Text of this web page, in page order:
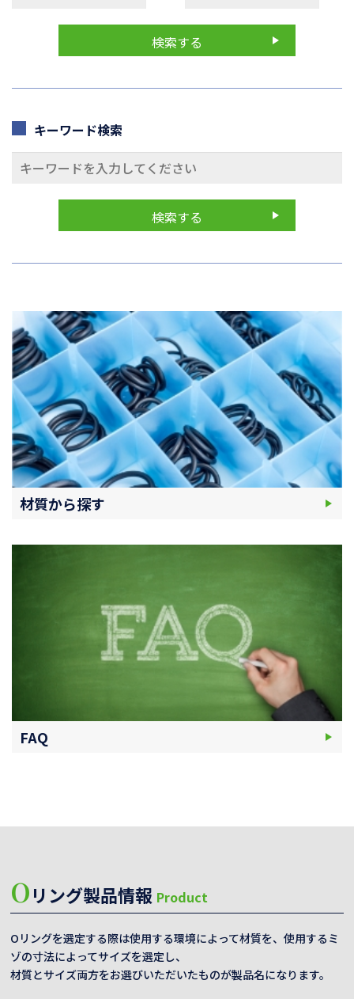
キーワード検索
材質から探す
FAQ
Oリング製品情報 Product
Oリングを選定する際は使用する環境によって材質を、使用するミ
ゾの寸法によってサイズを選定し、
材質とサイズ両方をお選びいただいたものが製品名になります。